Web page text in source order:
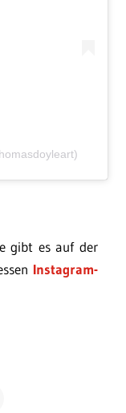
gibt es auf der
Instagram-